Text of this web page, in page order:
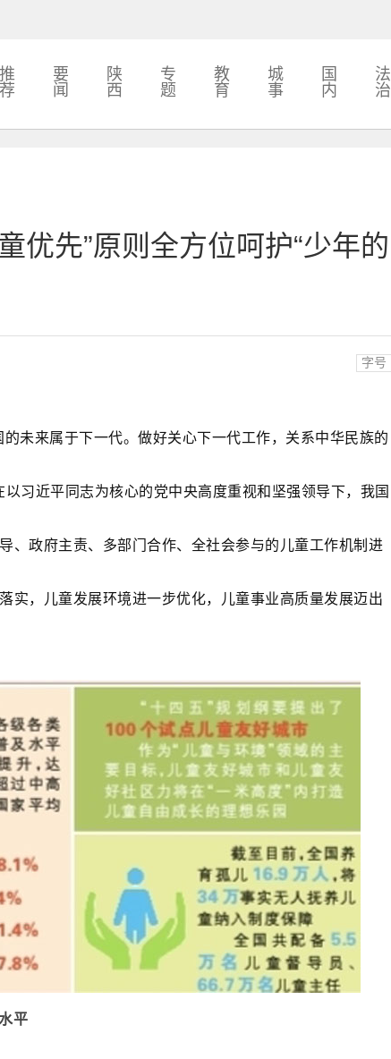
推
荐
要
闻
陕
西
专
题
教
育
城
事
国
内
法
治
优先”原则全方位呵护“少年的
字号
未来属于下一代。做好关心下一代工作，关系中华民族的
习近平同志为核心的党中央高度重视和坚强领导下，我国
、政府主责、多部门合作、全社会参与的儿童工作机制进
实，儿童发展环境进一步优化，儿童事业高质量发展迈出
平